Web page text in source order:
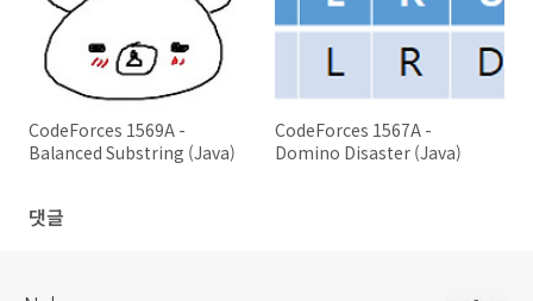
CodeForces 1569A -
Balanced Substring (Java)
CodeForces 1567A -
Domino Disaster (Java)
댓글